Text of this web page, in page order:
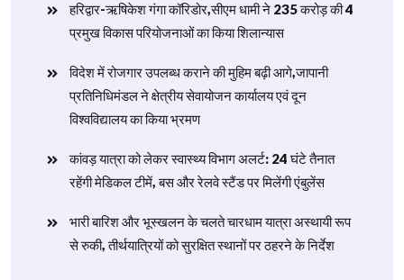
हरिद्वार-ऋषिकेश गंगा कॉरिडोर,सीएम धामी ने 235 करोड़ की 4
प्रमुख विकास परियोजनाओं का किया शिलान्यास
विदेश में रोजगार उपलब्ध कराने की मुहिम बढ़ी आगे,जापानी
प्रतिनिधिमंडल ने क्षेत्रीय सेवायोजन कार्यालय एवं दून
विश्वविद्यालय का किया भ्रमण
​कांवड़ यात्रा को लेकर स्वास्थ्य विभाग अलर्ट: 24 घंटे तैनात
रहेंगी मेडिकल टीमें, बस और रेलवे स्टैंड पर मिलेंगी एंबुलेंस
​भारी बारिश और भूस्खलन के चलते चारधाम यात्रा अस्थायी रूप
से रुकी, तीर्थयात्रियों को सुरक्षित स्थानों पर ठहरने के निर्देश